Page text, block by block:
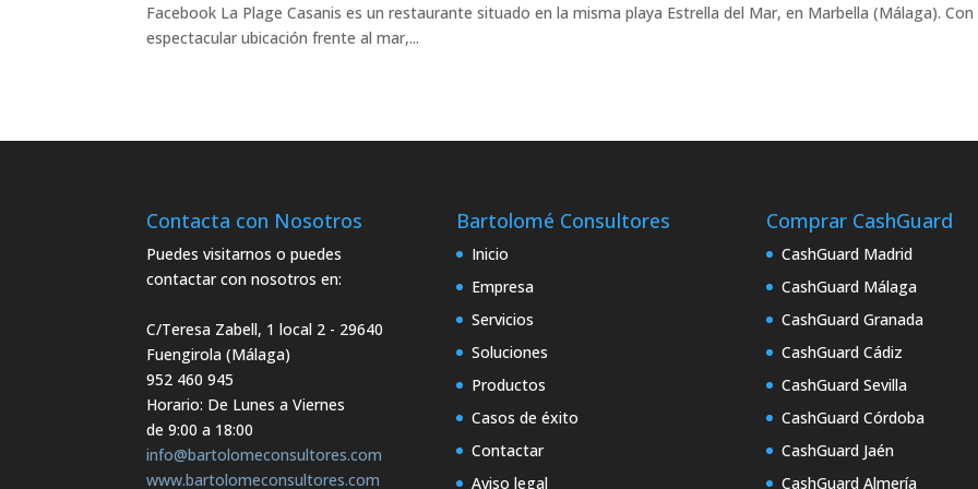
Facebook La Plage Casanis es un restaurante situado en la misma playa Estrella del Mar, en Marbella (Málaga). Con
espectacular ubicación frente al mar,...
Contacta con Nosotros
Puedes visitarnos o puedes
contactar con nosotros en:
C/Teresa Zabell, 1 local 2 - 29640
Fuengirola (Málaga)
952 460 945
Horario: De Lunes a Viernes
de 9:00 a 18:00
info@bartolomeconsultores.com
www.bartolomeconsultores.com
Bartolomé Consultores
Inicio
Empresa
Servicios
Soluciones
Productos
Casos de éxito
Contactar
Aviso legal
Comprar CashGuard
CashGuard Madrid
CashGuard Málaga
CashGuard Granada
CashGuard Cádiz
CashGuard Sevilla
CashGuard Córdoba
CashGuard Jaén
CashGuard Almería